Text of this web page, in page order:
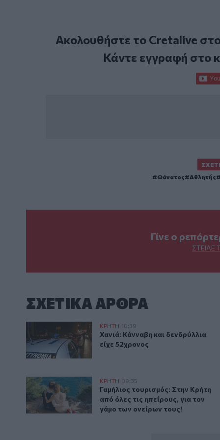
Ακολουθήστε το Cretalive
Κάντε εγγραφή στο
Θάνατος
Αθλητής
Γίνε ο
ΣΤΕΊΛΕ
ΣΧΕΤΙΚA AΡΘΡΑ
Χανιά: Κάνναβη και δενδρύλλια είχε 52χρονος
ΚΡΗΤΗ 10:39
Χανιά: Κάνναβη και δενδρύλλια
Χανιά: Κάνναβη και δενδρύλλια
είχε 52χρονος
Γαμήλιος τουρισμός: Στην Κρήτη από όλες τις
ΚΡΗΤΗ 09:35
Γαμήλιος τουρισμός: Στην Κρήτη
Γαμήλιος τουρισμός: Στην Κρήτη
από όλες τις ηπείρους, για τον
γάμο των ονείρων τους!